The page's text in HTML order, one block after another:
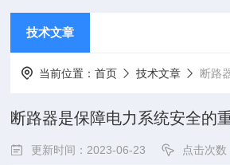
技术文章
当前位置：首页 技术文章 断路器是
断路器是保障电力系统安全的
更新时间：2023-06-23 点击次